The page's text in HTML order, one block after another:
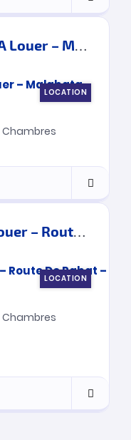
Appartement Meublé A Louer – Malabata – Tanger
LOCATION
Chambres
Appartement Vide A Louer – Route De Rabat – Tanger
LOCATION
Chambres